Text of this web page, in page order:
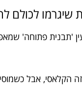
שיגרמו לכולם
'תבנית פתוחה'
הקלאסי, אבל